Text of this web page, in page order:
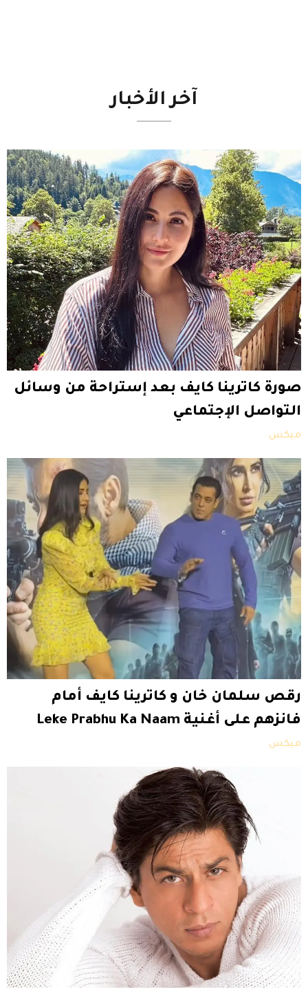
آخر الأخبار
صورة كاترينا كايف بعد إستراحة من وسائل
التواصل الإجتماعي
ميكس
رقص سلمان خان و كاترينا كايف أمام
فانزهم على أغنية Leke Prabhu Ka Naam
ميكس